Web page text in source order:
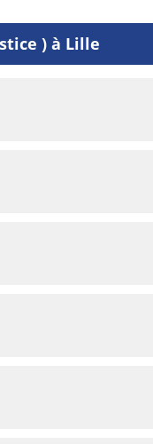
) à Lille